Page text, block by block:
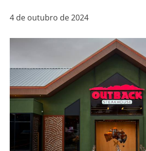
4 de outubro de 2024